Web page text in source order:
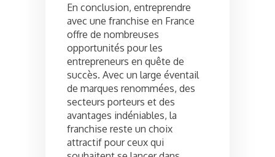
En conclusion, entreprendre
avec une franchise en France
offre de nombreuses
opportunités pour les
entrepreneurs en quête de
succès. Avec un large éventail
de marques renommées, des
secteurs porteurs et des
avantages indéniables, la
franchise reste un choix
attractif pour ceux qui